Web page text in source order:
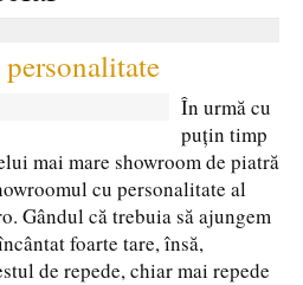
În urmă cu
puțin timp
mai mare showroom de piatră
cu personalitate al
Gândul că trebuia să ajungem
foarte tare, însă,
de repede, chiar mai repede